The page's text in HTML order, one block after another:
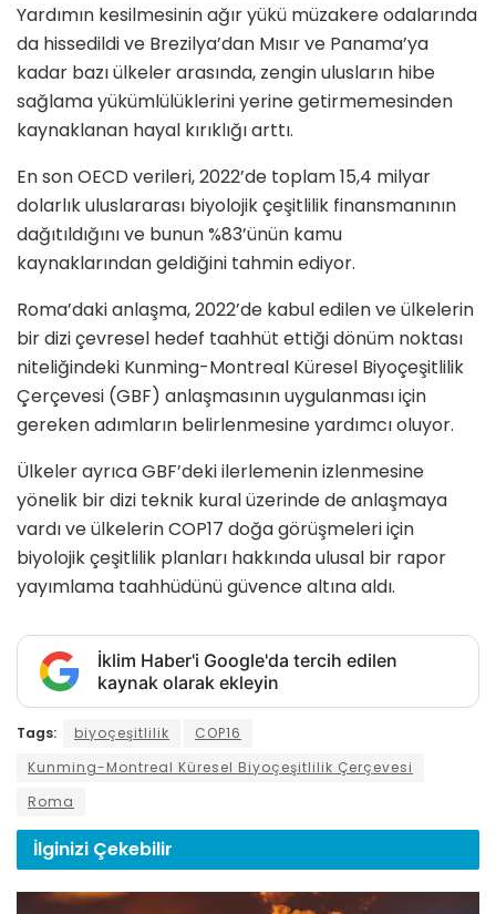
Yardımın kesilmesinin ağır yükü müzakere odalarında
da hissedildi ve Brezilya’dan Mısır ve Panama’ya
kadar bazı ülkeler arasında, zengin ulusların hibe
sağlama yükümlülüklerini yerine getirmemesinden
kaynaklanan hayal kırıklığı arttı.
En son OECD verileri, 2022’de toplam 15,4 milyar
dolarlık uluslararası biyolojik çeşitlilik finansmanının
dağıtıldığını ve bunun %83’ünün kamu
kaynaklarından geldiğini tahmin ediyor.
Roma’daki anlaşma, 2022’de kabul edilen ve ülkelerin
bir dizi çevresel hedef taahhüt ettiği dönüm noktası
niteliğindeki Kunming-Montreal Küresel Biyoçeşitlilik
Çerçevesi (GBF) anlaşmasının uygulanması için
gereken adımların belirlenmesine yardımcı oluyor.
Ülkeler ayrıca GBF’deki ilerlemenin izlenmesine
yönelik bir dizi teknik kural üzerinde de anlaşmaya
vardı ve ülkelerin COP17 doğa görüşmeleri için
biyolojik çeşitlilik planları hakkında ulusal bir rapor
yayımlama taahhüdünü güvence altına aldı.
İklim Haber'i Google'da tercih edilen
kaynak olarak ekleyin
Tags: biyoçeşitlilik
COP16
Kunming-Montreal Küresel Biyoçeşitlilik Çerçevesi
Roma
İlginizi Çekebilir